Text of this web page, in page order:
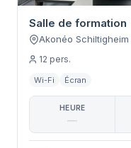
Salle de formation
Akonéo Schiltigheim
12 pers.
Wi-Fi Écran
HEURE
—